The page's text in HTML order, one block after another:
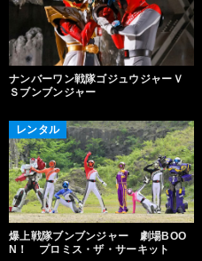
ナンバーワン戦隊ゴジュウジャーＶ
Ｓブンブンジャー
レンタル
爆上戦隊ブンブンジャー 劇場BOO
N！ プロミス・ザ・サーキット